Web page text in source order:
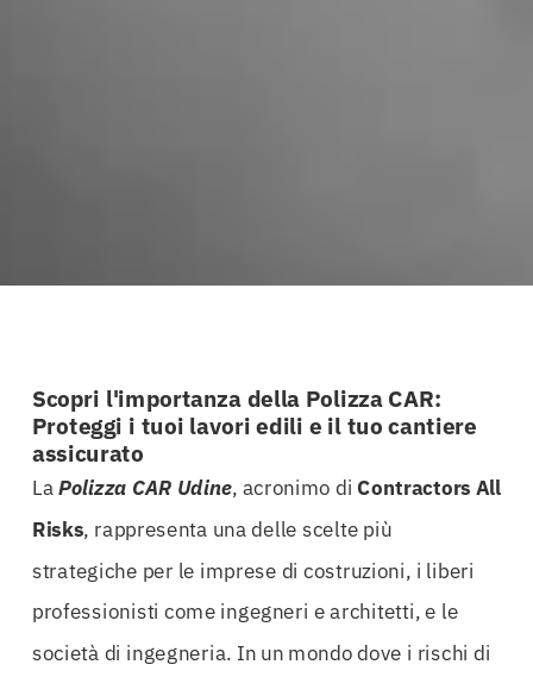
Scopri l'importanza della Polizza CAR:
Proteggi i tuoi lavori edili e il tuo cantiere
assicurato
LaPolizza CAR Udine, acronimo diContractors All
Risks, rappresenta una delle scelte più
strategiche per le imprese di costruzioni, i liberi
professionisti come ingegneri e architetti, e le
società di ingegneria. In un mondo dove i rischi di